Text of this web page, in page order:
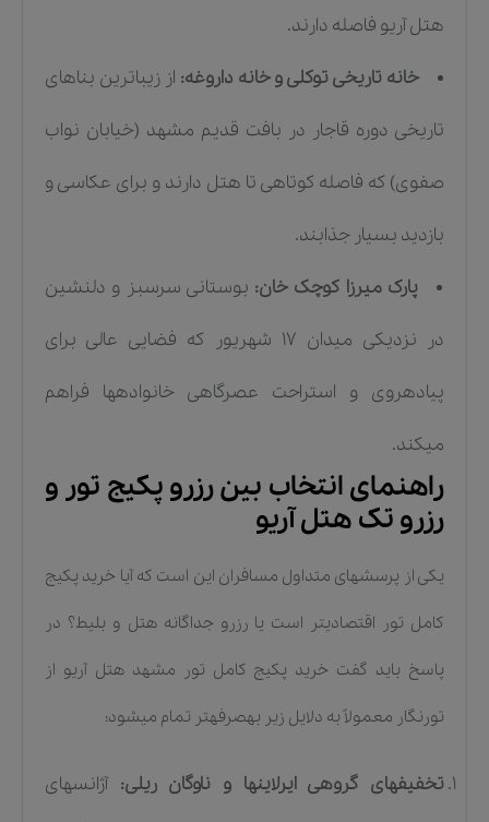
هتل آریو فاصله دارند.
خانه تاریخی توکلی و خانه داروغه: از زیباترین بناهای
تاریخی دوره قاجار در بافت قدیم مشهد (خیابان نواب
صفوی) که فاصله کوتاهی تا هتل دارند و برای عکاسی و
بازدید بسیار جذابند.
پارک میرزا کوچک خان: بوستانی سرسبز و دلنشین
در نزدیکی میدان 17 شهریور که فضایی عالی برای
پیادهروی و استراحت عصرگاهی خانوادهها فراهم
میکند.
راهنمای انتخاب بین رزرو پکیج تور و
رزرو تک هتل آریو
یکی از پرسشهای متداول مسافران این است که آیا خرید پکیج
کامل تور اقتصادیتر است یا رزرو جداگانه هتل و بلیط؟ در
پاسخ باید گفت خرید پکیج کامل تور مشهد هتل آریو از
تورنگار معمولاً به دلایل زیر بهصرفهتر تمام میشود:
تخفیفهای گروهی ایرلاینها و ناوگان ریلی: آژانسهای